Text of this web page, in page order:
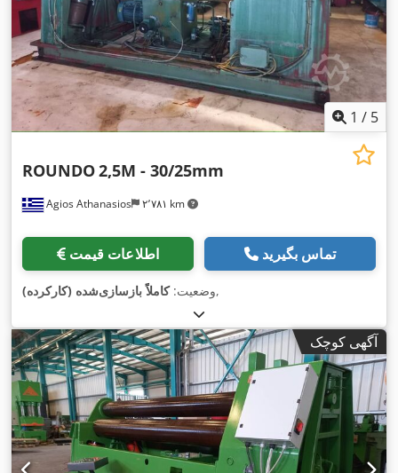
1 / 5
Agios Athanasios ۲٬۷۸۱ km
ROUNDO2,5M - 30/25mm
اطلاعات قیمت تماس بگیرید
وضعیت:کاملاً بازسازی‌شده (کارکرده) ,
آگهی کوچک